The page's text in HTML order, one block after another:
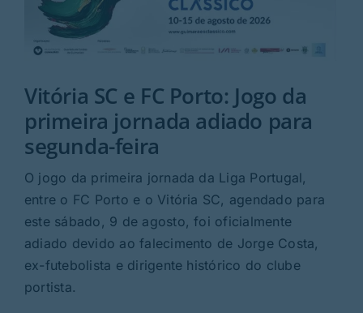
Desporto
Opinião
Região
Rubricas
Jornal
Vitória SC e FC Porto: Jogo da
primeira jornada adiado para
segunda-feira
O jogo da primeira jornada da Liga Portugal,
entre o FC Porto e o Vitória SC, agendado para
este sábado, 9 de agosto, foi oficialmente
adiado devido ao falecimento de Jorge Costa,
ex-futebolista e dirigente histórico do clube
portista.